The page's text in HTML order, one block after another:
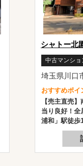
中古マンショ
埼玉県川口
おすすめポイ
【売主直売
当り良好！全
浦和」駅徒歩
た立地！投
シャトー北